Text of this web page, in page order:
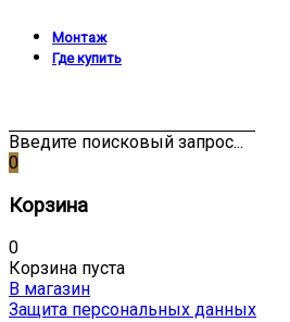
Монтаж
Где купить
Введите поисковый запрос...
0
Корзина
0
Корзина пуста
В магазин
Защита персональных данных